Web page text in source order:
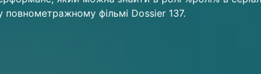
повнометражному фільмі Dossier 137.